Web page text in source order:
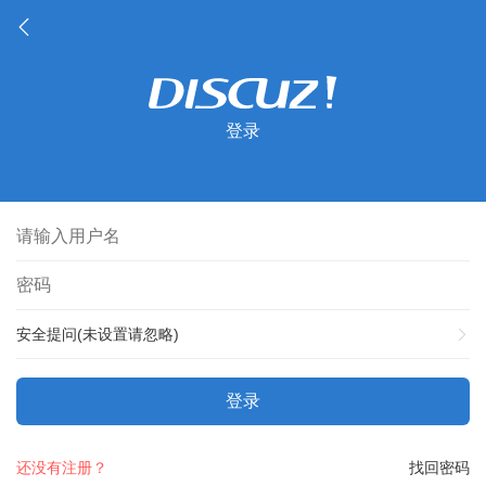
登录
安全提问(未设置请忽略)
登录
找回密码
还没有注册？